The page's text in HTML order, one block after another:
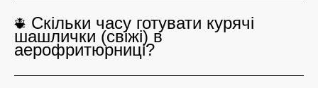
Скільки часу готувати курячі
шашлички (свіжі) в
аерофритюрниці?